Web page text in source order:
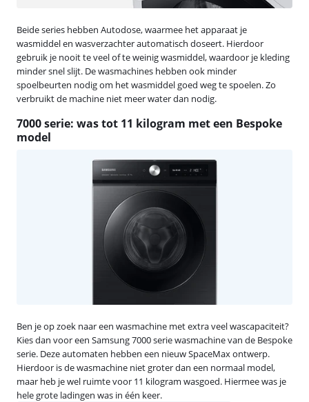
Beide series hebben Autodose, waarmee het apparaat je
wasmiddel en wasverzachter automatisch doseert. Hierdoor
gebruik je nooit te veel of te weinig wasmiddel, waardoor je kleding
minder snel slijt. De wasmachines hebben ook minder
spoelbeurten nodig om het wasmiddel goed weg te spoelen. Zo
verbruikt de machine niet meer water dan nodig.
7000 serie: was tot 11 kilogram met een Bespoke
model
Ben je op zoek naar een wasmachine met extra veel wascapaciteit?
Kies dan voor een Samsung 7000 serie wasmachine van de Bespoke
serie. Deze automaten hebben een nieuw SpaceMax ontwerp.
Hierdoor is de wasmachine niet groter dan een normaal model,
maar heb je wel ruimte voor 11 kilogram wasgoed. Hiermee was je
hele grote ladingen was in één keer.